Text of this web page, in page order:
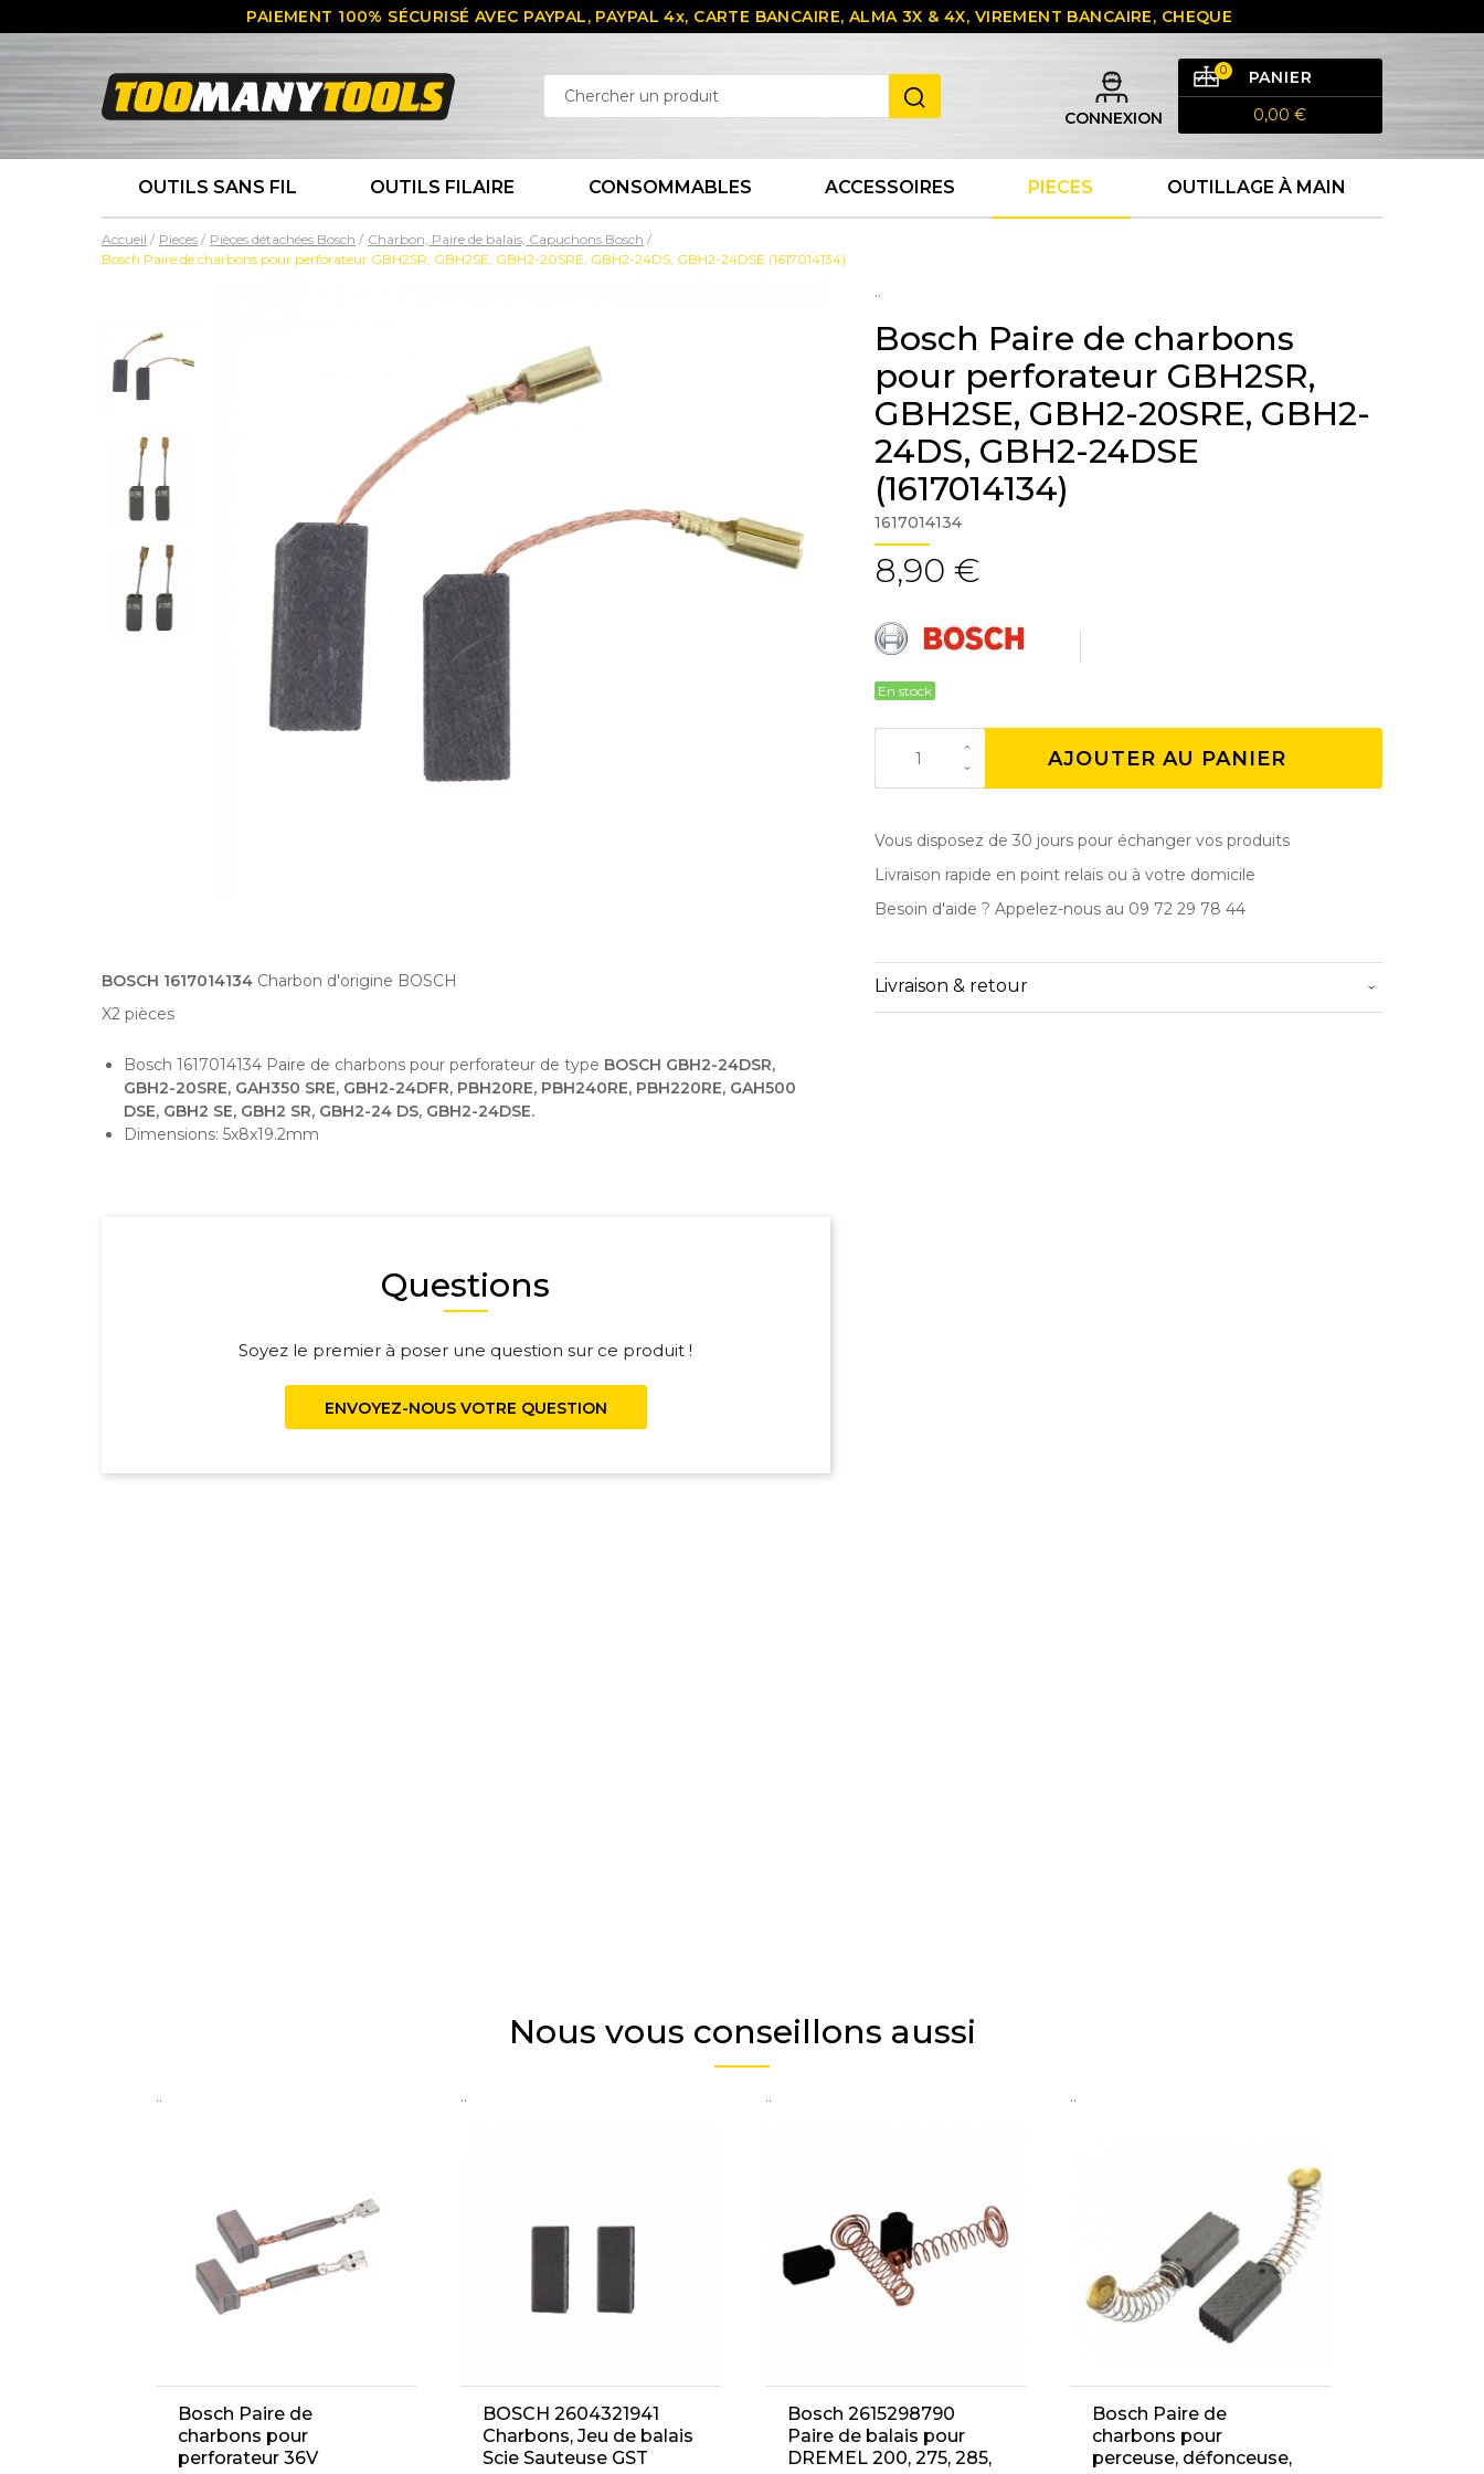
PAIEMENT 100% SÉCURISÉ AVEC PAYPAL, PAYPAL 4x, CARTE BANCAIRE, ALMA 3X & 4X, VIREMENT BANCAIRE, CHEQUE
CONNEXION
PANIER
0
0,00 €
OUTILS SANS FIL OUTILS FILAIRE CONSOMMABLES ACCESSOIRES PIECES OUTILLAGE À MAIN
Accueil Pieces Pièces détachées Bosch
Charbon, Paire de balais, Capuchons Bosch
Bosch Paire de charbons pour perforateur GBH2SR, GBH2SE, GBH2-20SRE, GBH2-24DS, GBH2-24DSE (1617014134)
BOSCH 1617014134 Charbon d'origine BOSCH
X2 pièces
Bosch 1617014134 Paire de charbons pour perforateur de type BOSCH GBH2-24DSR,
GBH2-20SRE, GAH350 SRE, GBH2-24DFR, PBH20RE, PBH240RE, PBH220RE, GAH500
DSE, GBH2 SE, GBH2 SR, GBH2-24 DS, GBH2-24DSE.
Dimensions: 5x8x19.2mm
Questions
Soyez le premier à poser une question sur ce produit !
ENVOYEZ-NOUS VOTRE QUESTION
..
Bosch Paire de charbons
pour perforateur GBH2SR,
GBH2SE, GBH2-20SRE, GBH2-
24DS, GBH2-24DSE
(1617014134)
1617014134
8,90 €
En stock
AJOUTER AU PANIER
Vous disposez de 30 jours pour échanger vos produits
Livraison rapide en point relais ou à votre domicile
Besoin d'aide ? Appelez-nous au 09 72 29 78 44
Livraison & retour
Nous vous conseillons aussi
..
Bosch Paire de
charbons pour
perforateur 36V
..
BOSCH 2604321941
Charbons, Jeu de balais
Scie Sauteuse GST
..
Bosch 2615298790
Paire de balais pour
DREMEL 200, 275, 285,
..
Bosch Paire de
charbons pour
perceuse, défonceuse,